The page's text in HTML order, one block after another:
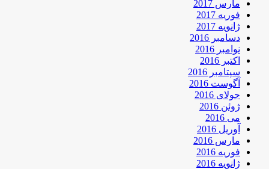
مارس 2017
فوریه 2017
ژانویه 2017
دسامبر 2016
نوامبر 2016
اکتبر 2016
سپتامبر 2016
آگوست 2016
جولای 2016
ژوئن 2016
می 2016
آوریل 2016
مارس 2016
فوریه 2016
ژانویه 2016